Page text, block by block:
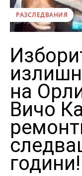
РАЗСЛЕДВАНИЯ
на
Вичо
години!